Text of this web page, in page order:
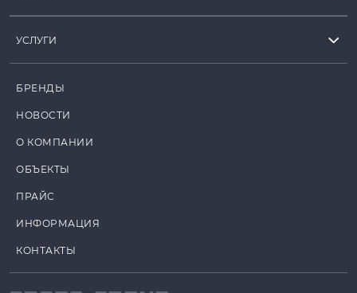
УСЛУГИ
БРЕНДЫ
НОВОСТИ
О КОМПАНИИ
ОБЪЕКТЫ
ПРАЙС
ИНФОРМАЦИЯ
КОНТАКТЫ